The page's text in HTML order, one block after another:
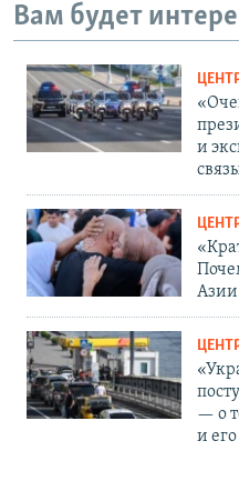
Вам будет
и
Азии
— о
и